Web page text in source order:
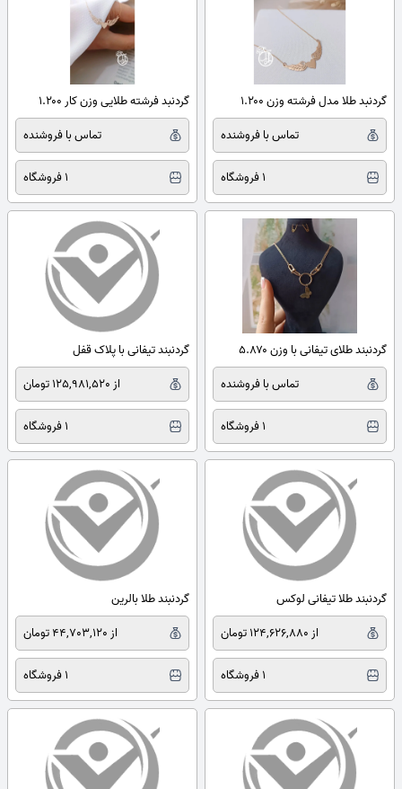
گردنبد طلا مدل فرشته وزن ۱.۲۰۰
تماس با فروشنده
1 فروشگاه
گردنبد فرشته طلایی وزن کار ۱.۲۰۰
تماس با فروشنده
1 فروشگاه
گردنبند طلای تیفانی با وزن ۵.۸۷۰
تماس با فروشنده
1 فروشگاه
گردنبند تیفانی با پلاک قفل
از 125,981,520 تومان
1 فروشگاه
گردنبند طلا تیفانی لوکس
از 124,626,880 تومان
1 فروشگاه
گردنبند طلا بالرین
از 44,703,120 تومان
1 فروشگاه